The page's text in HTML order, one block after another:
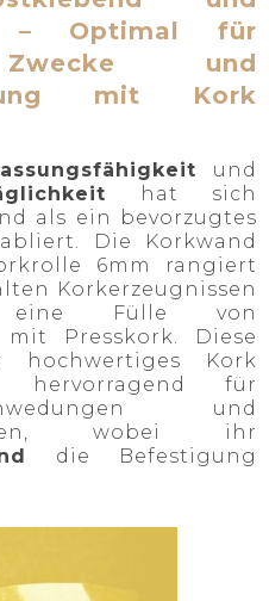
– Optimal für
und
mit Kork
und
hat sich
als ein bevorzugtes
Die Korkwand
6mm rangiert
Korkerzeugnissen
eine Fülle von
Presskork. Diese
hochwertiges Kork
für
und
wobei ihr
die Befestigung